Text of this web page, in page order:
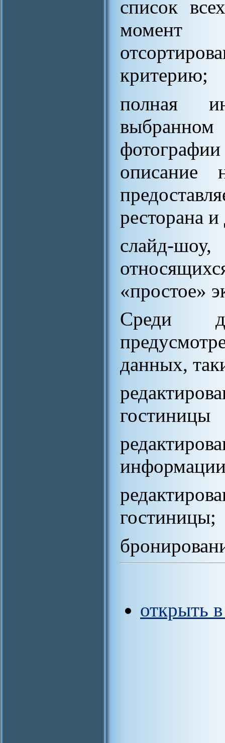
список
момент
критерию;
полная
описание
ресторана
слайд-
«простое»
Среди
данных,
гостиницы
гостиницы;
открыть